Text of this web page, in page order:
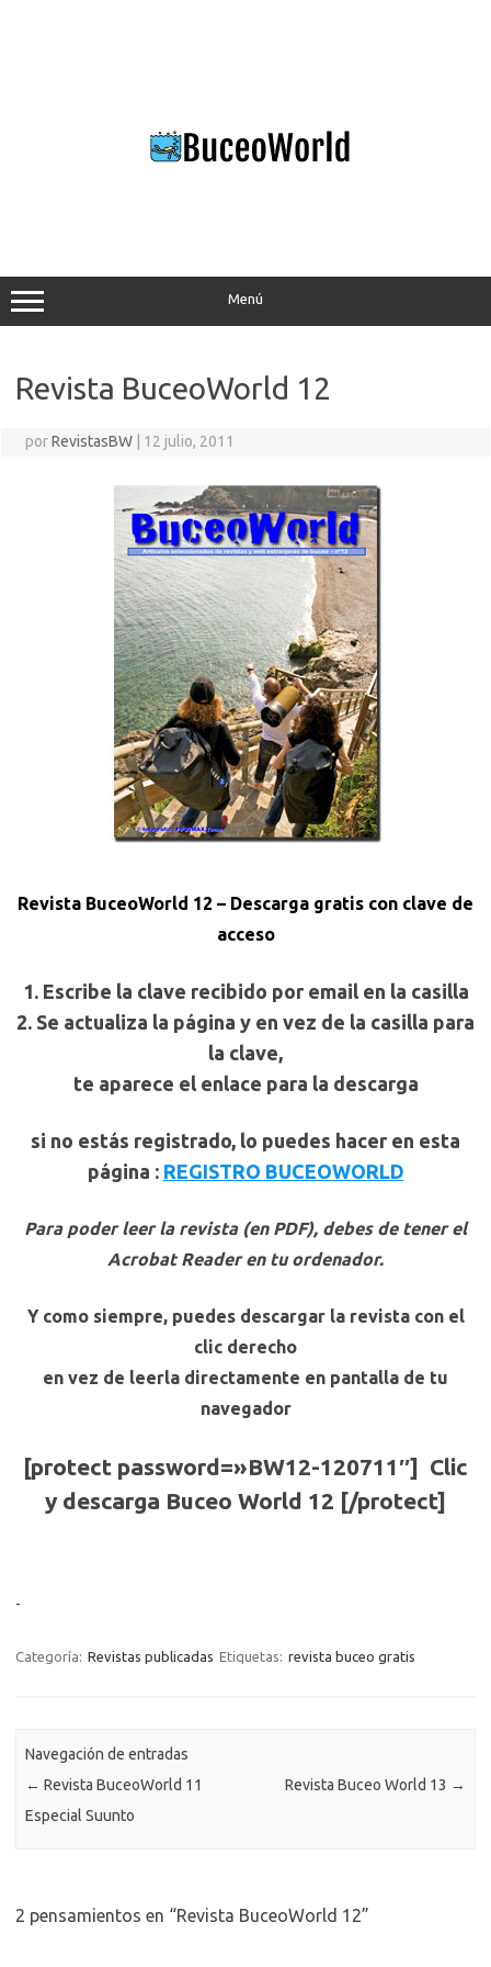
Menú
Revista BuceoWorld 12
porRevistasBW 12 julio, 2011
Revista BuceoWorld 12 – Descarga gratis con clave de
acceso
1. Escribe la clave recibido por emailen la casilla
2. Se actualiza la página y en vez de la casilla para
la clave,
te aparece el enlace para la descarga
si no estás registrado, lo puedes hacer en esta
página : REGISTRO BUCEOWORLD
Para poder leer la revista (en PDF), debes de tener el
Acrobat Reader en tu ordenador.
Y como siempre, puedes descargar la revista con el
clic derecho
en vez de leerla directamente en pantalla de tu
navegador
[protect password=»BW12-120711″] Clic
y descarga Buceo World 12 [/protect]
-
Categoría: Revistas publicadas Etiquetas: revista buceo gratis
Navegación de entradas
← Revista BuceoWorld 11
Especial Suunto
Revista Buceo World 13 →
2 pensamientos en “Revista BuceoWorld 12”